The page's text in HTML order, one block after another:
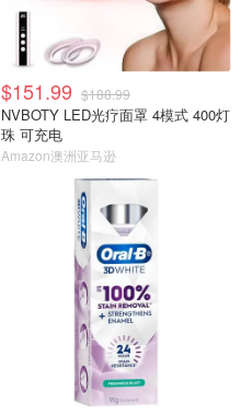
$151.99 $188.99
NVBOTY LED光疗面罩 4模式 400灯
珠 可充电
Amazon澳洲亚马逊